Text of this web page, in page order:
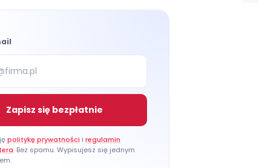
Zapisz się bezpłatnie
politykę prywatności i regulamin
. Bez spamu. Wypisujesz się jednym